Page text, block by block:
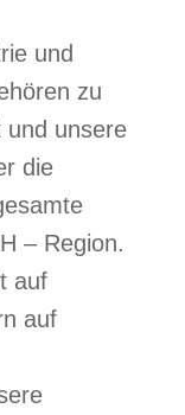
und
zu
und unsere
die
– Region.
auf
auf